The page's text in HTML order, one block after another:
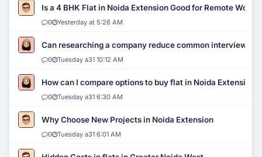
Is a 4 BHK Flat in Noida Extension Good for Remote Work?
0 Yesterday at 5:26 AM
Can researching a company reduce common interview
0 Tuesday a31 10:12 AM
How can I compare options to buy flat in Noida Extension?
0 Tuesday a31 6:30 AM
Why Choose New Projects in Noida Extension
0 Tuesday a31 6:01 AM